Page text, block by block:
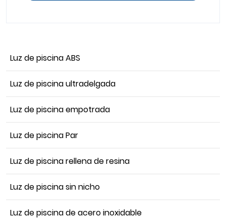
Luz de piscina ABS
Luz de piscina ultradelgada
Luz de piscina empotrada
Luz de piscina Par
Luz de piscina rellena de resina
Luz de piscina sin nicho
Luz de piscina de acero inoxidable